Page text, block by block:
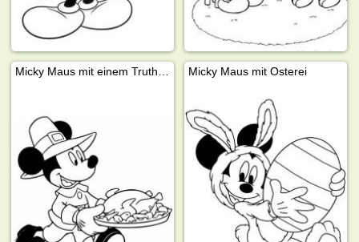
Micky Maus mit Osterei